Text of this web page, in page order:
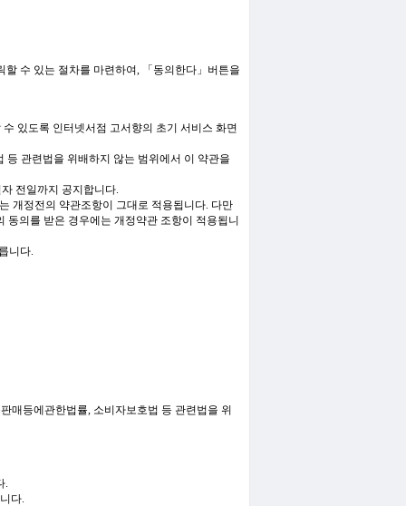
수 있는 절차를 마련하여, 「동의한다」버튼을
있도록 인터넷서점 고서향의 초기 서비스 화면
관련법을 위배하지 않는 범위에서 이 약관을
전일까지 공지합니다.
개정전의 약관조항이 그대로 적용됩니다. 다만
의를 받은 경우에는 개정약관 조항이 적용됩니
니다.
매등에관한법률, 소비자보호법 등 관련법을 위
.
다.